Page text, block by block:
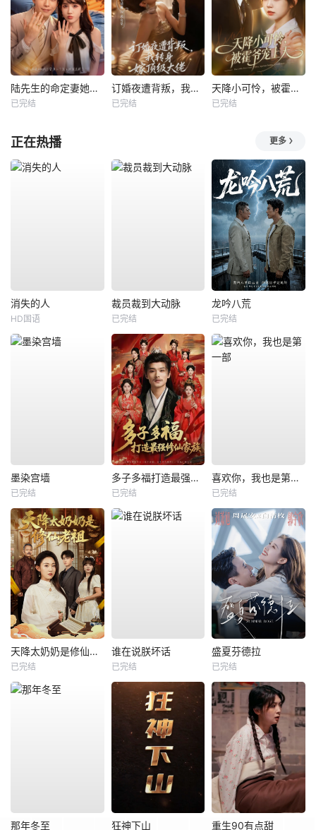
陆先生的命定妻她飒又野
已完结
订婚夜遭背叛，我转身嫁顶级大佬
已完结
天降小可怜，被霍爷宠上天
已完结
正在热播 更多
消失的人
HD国语
裁员裁到大动脉
已完结
龙吟八荒
已完结
墨染宫墙
已完结
多子多福打造最强修仙家族
已完结
喜欢你，我也是第一部
已完结
天降太奶奶是修仙老祖
已完结
谁在说朕坏话
已完结
盛夏芬德拉
已完结
那年冬至 狂神下山 重生90有点甜